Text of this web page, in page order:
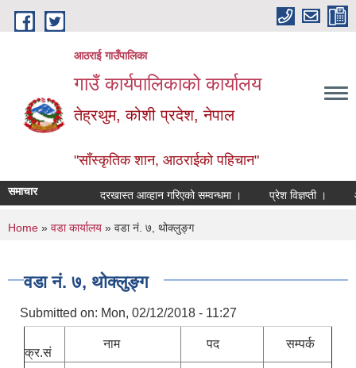
Skip to main content
आठराई गाउँपालिका
गाउँ कार्यपालिकाको कार्यालय
तेह्रथुम, कोशी प्रदेश, नेपाल
"साँस्कृतिक शान, आठराईको पहिचान"
समाचार दरखास्त आव्हान गरिएको सम्वन्धमा । प्रेश विज्ञप्ती ।
You are here
Home » वडा कार्यालय » वडा नं. ७, थोक्लुङ्ग
वडा नं. ७, थोक्लुङ्ग
Submitted on: Mon, 02/12/2018 - 11:27
क्र.सं
नाम पद सम्पर्क